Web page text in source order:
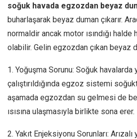
soğuk havada egzozdan beyaz
buharlaşarak beyaz duman çıkarır.
normaldir ancak motor ısındığı
olabilir. Gelin egzozdan çıkan beyaz
1. Yoğuşma Sorunu: Soğuk
çalıştırıldığında egzoz sistemi
aşamada egzozdan su gelmesi de
ısısına ulaşmasıyla birlikte sona erer.
2. Yakıt Enjeksiyonu Sorunları: